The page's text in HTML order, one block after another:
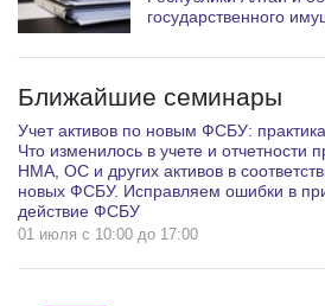
государственного
Ближайшие семинары
Учет активов по новым ФСБУ:
Что изменилось в учете и отчетности
НМА, ОС и других активов в
новых ФСБУ. Исправляем ошибки в
действие ФСБУ
01 июля c 10:00 до 17:00